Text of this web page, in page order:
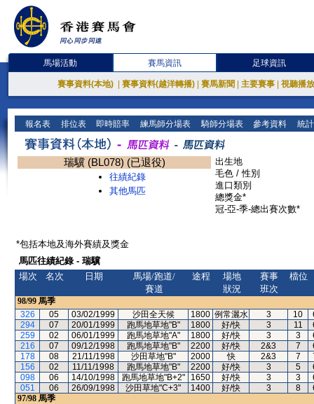
馬場活動 賽馬資訊 足球資訊
賽事資料(本地) 賽事資料(越洋轉播) 賽馬新聞 主要賽事 視聽播
報名表 排位表 即時賠率 練馬師分場表 騎師分場表 參考資料 統
瑞驥 (BL078) (已退役)
往績紀錄
其他馬匹
出生地
毛色 / 性別
進口類別
總獎金*
冠-亞-季-總出賽次數*
*包括本地及海外賽績及獎金
馬匹往績紀錄 - 瑞驥
場次
名次 日期
馬場/跑道/
賽道
途程
場地
狀況
賽事
班次
檔位
98/99 馬季
326
05 03/02/1999 沙田全天候 1800 例常灑水 3 10
294
07 20/01/1999 跑馬地草地"B" 1800 好/快 3 11
259
02 06/01/1999 跑馬地草地"A" 1800 好/快 3 3
216
07 09/12/1998 跑馬地草地"B" 2200 好/快 2&3 7
178
08 21/11/1998 沙田草地"B" 2000 快 2&3 7
156
02 11/11/1998 跑馬地草地"B" 2200 好/快 3 5
098
06 14/10/1998 跑馬地草地"B+2" 1650 好/快 3 3
051
06 26/09/1998 沙田草地"C+3" 1400 好/快 3 8
97/98 馬季